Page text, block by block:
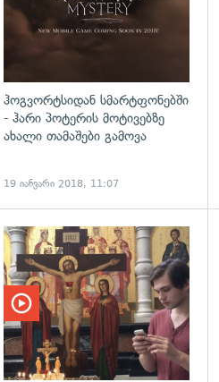
ჰოგვორტსიდან სმარტფონებში
- ჰარი პოტერის მოტივებზე
ახალი თამაშები გამოვა
19 იანვარი 2018, 11:07
გადახედვა